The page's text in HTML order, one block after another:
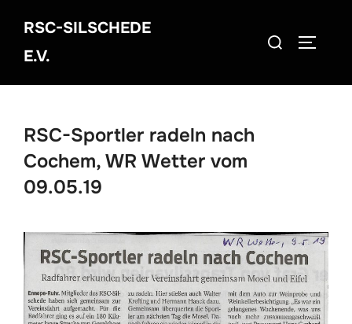
Inhalt
springen
RSC-SILSCHEDE
E.V.
Suchen
RSC-Sportler radeln nach
Cochem, WR Wetter vom
09.05.19